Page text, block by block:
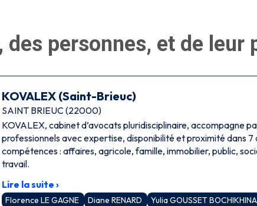
personnes, et de leur
KOVALEX (Saint-Brieuc)
SAINT BRIEUC (22000)
KOVALEX, cabinet d’avocats pluridisciplinaire, accompagne
professionnels avec expertise, disponibilité et proximité dans 7
compétences : affaires, agricole, famille, immobilier, public,
travail.
Lire la suite ›
Florence LE GAGNE Diane RENARD Yulia GOUSSET BOCHIKHINA